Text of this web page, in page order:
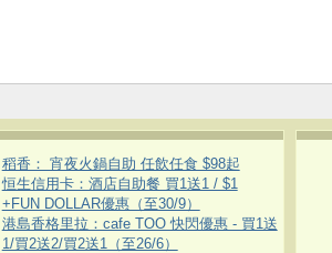
稻香： 宵夜火鍋自助 任飲任食 $98起
恒生信用卡：酒店自助餐 買1送1 / $1
+FUN DOLLAR優惠（至30/9）
港島香格里拉：cafe TOO 快閃優惠 - 買1送
1/買2送2/買2送1（至26/6）